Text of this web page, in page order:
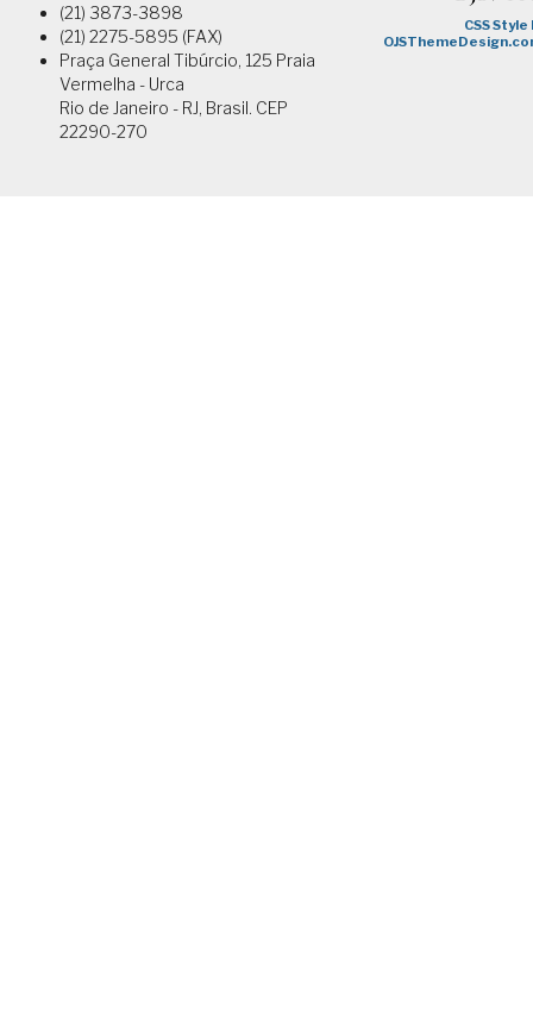
(21) 3873-3898
(21) 2275-5895 (FAX)
Praça General Tibúrcio, 125 Praia
Vermelha - Urca
Rio de Janeiro - RJ, Brasil. CEP
22290-270